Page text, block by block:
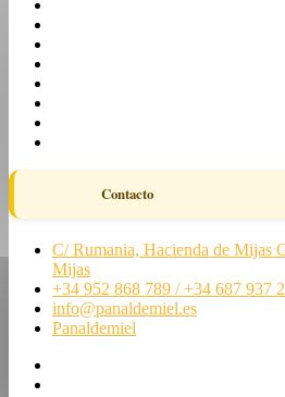
Contacto
C/ Rumania, Hacienda de Mijas
Mijas
+34 952 868 789 / +34 687 937
info@panaldemiel.es
Panaldemiel